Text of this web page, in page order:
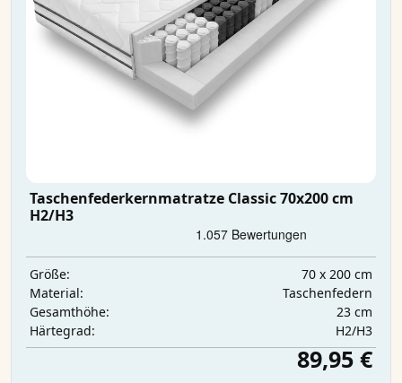
Taschenfederkernmatratze Classic 70x200 cm
H2/H3
Größe:
70 x 200 cm
Material:
Taschenfedern
Gesamthöhe:
23 cm
Härtegrad:
H2/H3
89,95 €